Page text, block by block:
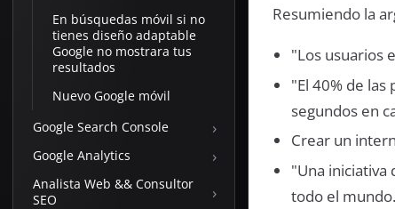
En búsquedas móvil si no
tienes diseño adaptable
Google no mostrara tus
resultados
Nuevo Google móvil
Google Search Console
›
Google Analytics ›
Analista Web && Consultor
SEO
›
Resumiendo la
"Los usuarios
"El 40% de
segundos en
Crear un
"Una
todo el